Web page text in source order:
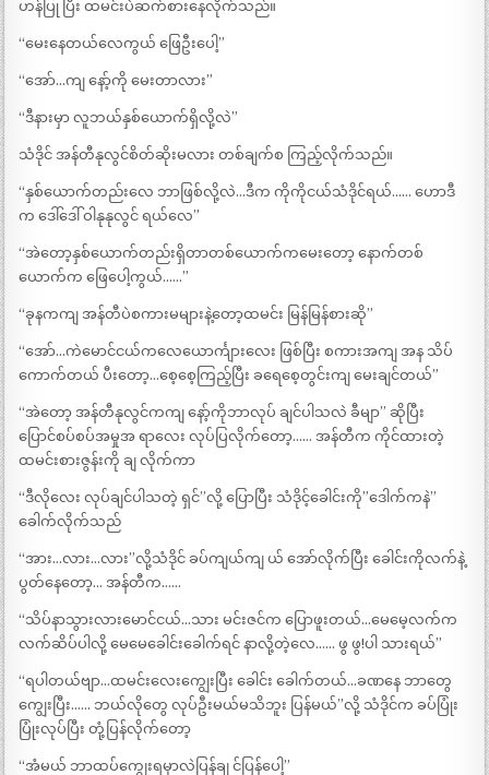
ဟန်ပြု ပြီး ထမင်းပဲဆက်စားနေလိုက်သည်။
“မေးနေတယ်လေကွယ် ဖြေဦးပေါ့”
“အော်…ကျ နော့်ကို မေးတာလား”
“ဒီနားမှာ လူဘယ်နှစ်ယောက်ရှိလို့လဲ”
သံဒိုင် အန်တီနုလွင်စိတ်ဆိုးမလား တစ်ချက်စ ကြည့်လိုက်သည်။
“နှစ်ယောက်တည်းလေ ဘာဖြစ်လို့လဲ…ဒီက ကိုကိုငယ်သံဒိုင်ရယ်…… ဟောဒီ
က ဒေါ်ဒေါ် ဝါနုနုလွင် ရယ်လေ”
“အဲတော့နှစ်ယောက်တည်းရှိတာတစ်ယောက်ကမေးတော့ နောက်တစ်
ယောက်က ဖြေပေါ့ကွယ်……”
“ခုနကကျ အန်တီပဲစကားမများနဲ့တော့ထမင်း မြန်မြန်စားဆို”
“အော်…ကဲမောင်ငယ်ကလေယောင်္ကျားလေး ဖြစ်ပြီး စကားအကျ အန သိပ်
ကောက်တယ် ပီးတော့…စေ့စေ့ကြည့်ပြီး ခရေစေ့တွင်းကျ မေးချင်တယ်”
“အဲတော့ အန်တီနုလွင်ကကျ နော့်ကိုဘာလုပ် ချင်ပါသလဲ ခီမျာ” ဆိုပြီး
ပြောင်စပ်စပ်အမှုအ ရာလေး လုပ်ပြလိုက်တော့…… အန်တီက ကိုင်ထားတဲ့
ထမင်းစားဇွန်းကို ချ လိုက်ကာ
“ဒီလိုလေး လုပ်ချင်ပါသတဲ့ ရှင်”လို့ ပြောပြီး သံဒိုင့်ခေါင်းကို”ဒေါက်ကနဲ”
ခေါက်လိုက်သည်
“အား…လား…လား”လို့သံဒိုင် ခပ်ကျယ်ကျ ယ် အော်လိုက်ပြီး ခေါင်းကိုလက်နဲ့
ပွတ်နေတော့… အန်တီက……
“သိပ်နာသွားလားမောင်ငယ်…သား မင်းဇင်က ပြောဖူးတယ်…မေမေ့လက်က
လက်ဆိပ်ပါလို့ မေမေခေါင်းခေါက်ရင် နာလို့တဲ့လေ…… ဖွ ဖွ!ပါ သားရယ်”
“ရပါတယ်ဗျာ…ထမင်းလေးကျွေးပြီး ခေါင်း ခေါက်တယ်…ခဏနေ ဘာတွေ
ကျွေးပြီး…… ဘယ်လိုတွေ လုပ်ဦးမယ်မသိဘူး ပြန်မယ်”လို့ သံဒိုင်က ခပ်ပြုံး
ပြုံးလုပ်ပြီး တုံ့ပြန်လိုက်တော့
“အံမယ် ဘာထပ်ကျွေးရမှာလဲပြန်ချ င်ပြန်ပေါ့”